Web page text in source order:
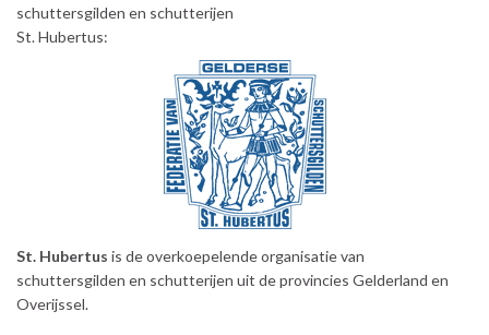
schuttersgilden en schutterijen
St. Hubertus:
St. Hubertus is de overkoepelende organisatie van
schuttersgilden en schutterijen uit de provincies Gelderland en
Overijssel.